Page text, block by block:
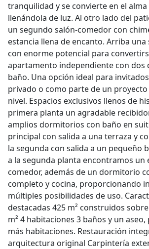
tranquilidad y se convierte en el alma
llenándola de luz. Al otro lado del
un segundo salón-comedor con
estancia llena de encanto. Arriba una
con enorme potencial para
apartamento independiente con dos
baño. Una opción ideal para
privado o como parte de un
nivel. Espacios exclusivos llenos de
primera planta un agradable
amplios dormitorios con baño en
principal con salida a una terraza y
la segunda con salida a un pequeño
a la segunda planta encontramos un
comedor, además de un dormitorio
completo y cocina, proporcionando
múltiples posibilidades de uso.
destacadas 425 m² construidos
m² 4 habitaciones 3 baños y un
más habitaciones. Restauración
arquitectura original Carpintería